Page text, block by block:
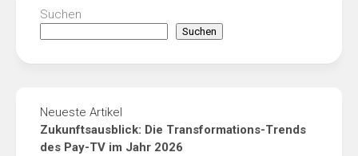
Suchen
Suchen
Neueste Artikel
Zukunftsausblick: Die Transformations-Trends
des Pay-TV im Jahr 2026